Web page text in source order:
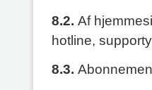
8.2. Af
hotline,
8.3.